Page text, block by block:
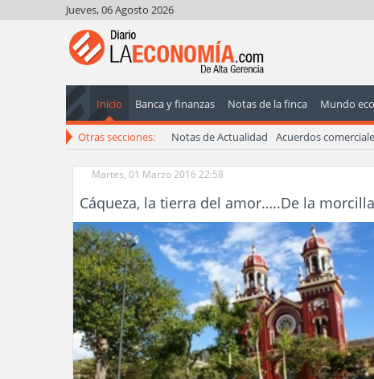
Jueves, 06 Agosto 2026
Inicio Banca y finanzas Notas de la finca Mundo
Otras secciones: Notas de Actualidad Acuerdos
Martes, 01 Marzo 2016 22:58
Cáqueza, la tierra del amor…..De la morcilla